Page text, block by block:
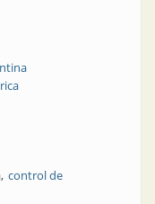
control de